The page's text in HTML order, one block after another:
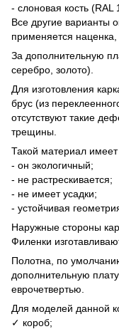
- слоновая кость (RAL
Все другие варианты
применяется
За дополнительную
серебро, золото).
Для изготовления
брус (из
отсутствуют такие
трещины.
Такой материал
- он экологичный;
- не растрескивается;
- не имеет усадки;
- устойчивая
Наружные стороны
Филенки
Полотна, по
дополнительную
еврочетвертью.
Для моделей данной
✓ короб;